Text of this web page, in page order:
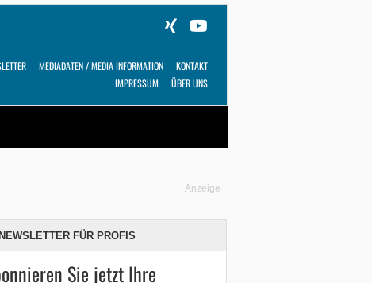
MEDIADATEN / MEDIA INFORMATION
KONTAKT
IMPRESSUM
ÜBER UNS
Anzeige
NEWSLETTER FÜR PROFIS
Sie jetzt Ihre